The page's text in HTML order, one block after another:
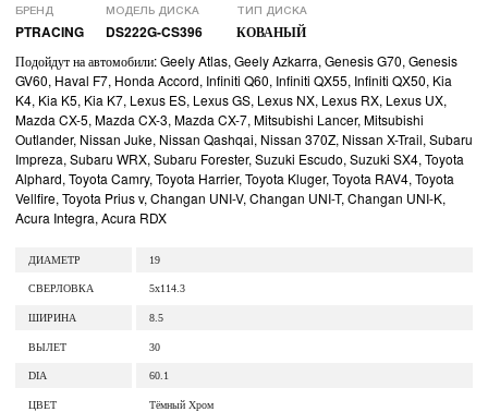
БРЕНД
PTRACING
МОДЕЛЬ ДИСКА
DS222G-CS396
ТИП ДИСКА
КОВАНЫЙ
Подойдут на автомобили: Geely Atlas, Geely Azkarra, Genesis G70, Genesis
GV60, Haval F7, Honda Accord, Infiniti Q60, Infiniti QX55, Infiniti QX50, Kia
K4, Kia K5, Kia K7, Lexus ES, Lexus GS, Lexus NX, Lexus RX, Lexus UX,
Mazda CX-5, Mazda CX-3, Mazda CX-7, Mitsubishi Lancer, Mitsubishi
Outlander, Nissan Juke, Nissan Qashqai, Nissan 370Z, Nissan X-Trail, Subaru
Impreza, Subaru WRX, Subaru Forester, Suzuki Escudo, Suzuki SX4, Toyota
Alphard, Toyota Camry, Toyota Harrier, Toyota Kluger, Toyota RAV4, Toyota
Vellfire, Toyota Prius v, Changan UNI-V, Changan UNI-T, Changan UNI-K,
Acura Integra, Acura RDX
ДИАМЕТР 19
СВЕРЛОВКА 5x114.3
ШИРИНА 8.5
ВЫЛЕТ 30
DIA 60.1
ЦВЕТ Тёмный Хром